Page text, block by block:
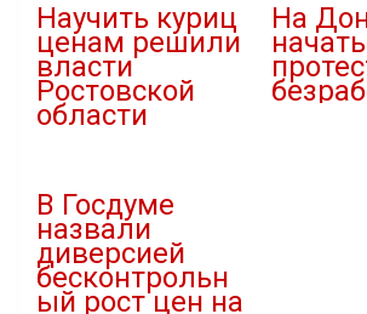
Научить куриц
ценам решили
власти
Ростовской
области
На
В Госдуме
назвали
диверсией
бесконтрольн
ый рост цен на